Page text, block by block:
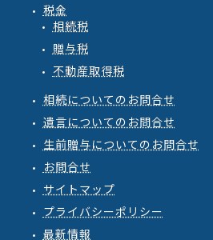
税金
相続税
贈与税
不動産取得税
相続についてのお問合せ
遺言についてのお問合せ
生前贈与についてのお問合せ
お問合せ
サイトマップ
プライバシーポリシー
最新情報